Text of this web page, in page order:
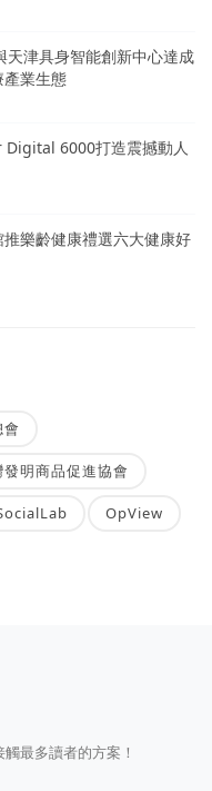
津具身智能創新中心達成
業生態
6000打造震撼動人
樂齡健康禮選六大健康好
發明商品促進協會
OpView
最多讀者的方案！